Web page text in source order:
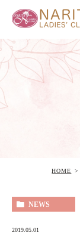
HOME
NEWS
2019.05.01